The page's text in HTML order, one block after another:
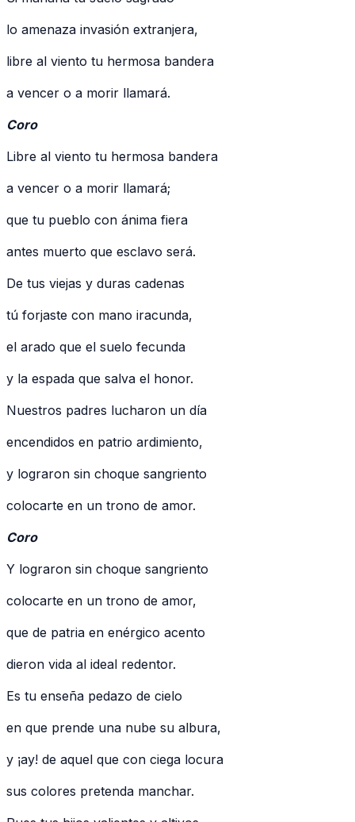
lo amenaza invasión extranjera,
libre al viento tu hermosa bandera
a vencer o a morir llamará.
Coro
Libre al viento tu hermosa bandera
a vencer o a morir llamará;
que tu pueblo con ánima fiera
antes muerto que esclavo será.
De tus viejas y duras cadenas
tú forjaste con mano iracunda,
el arado que el suelo fecunda
y la espada que salva el honor.
Nuestros padres lucharon un día
encendidos en patrio ardimiento,
y lograron sin choque sangriento
colocarte en un trono de amor.
Coro
Y lograron sin choque sangriento
colocarte en un trono de amor,
que de patria en enérgico acento
dieron vida al ideal redentor.
Es tu enseña pedazo de cielo
en que prende una nube su albura,
y ¡ay! de aquel que con ciega locura
sus colores pretenda manchar.